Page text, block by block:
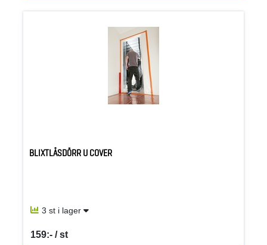
BLIXTLÅSDÖRR U COVER
3 st i lager
159:- / st
SEK per ST